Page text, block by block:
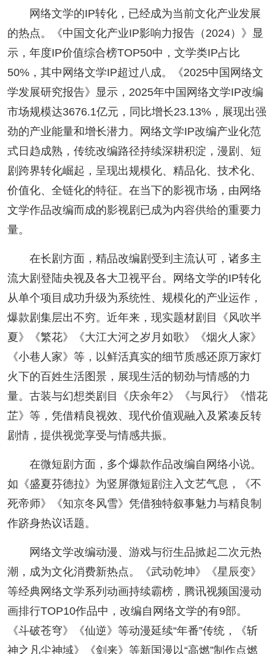
网络文学的IP转化，已经成为当前文化产业发展
的热点。《中国文化产业IP影响力报告（2024）》显
示，年度IP价值综合榜TOP50中，文学类IP占比
50%，其中网络文学IP超过八成。《2025中国网络文
学发展研究报告》显示，2025年中国网络文学IP改编
市场规模达3676.1亿元，同比增长23.13%，展现出强
劲的产业能量和增长潜力。网络文学IP改编产业化范
式日趋成熟，传统改编路径持续深耕积淀，漫剧、短
剧跨界转化崛起，呈现出规模化、精品化、技术化、
价值化、全链化的特征。在当下的影视市场，由网络
文学作品改编而成的影视剧已成为内容供给的重要力
量。
在长剧方面，精品改编剧受到主流认可，诸多主
流大剧登陆央视及各大卫视平台。网络文学的IP转化
从单个项目成功升级为系统性、规模化的产业运作，
爆款剧集层出不穷。近年来，现实题材剧目《风吹半
夏》《繁花》《大江大河之岁月如歌》《烟火人家》
《小巷人家》等，以鲜活真实的细节质感还原万家灯
火下的百姓生活图景，展现生活的韧劲与情感的力
量。古装与幻想类剧目《庆余年2》《与凤行》《惜花
芷》等，凭借精良视效、现代价值观融入及紧凑反转
剧情，提供视觉享受与情感共振。
在微短剧方面，多个爆款作品改编自网络小说。
如《盛夏芬德拉》为竖屏微短剧注入文艺气息，《不
死帝师》《知京冬风雪》凭借独特叙事魅力与精良制
作跻身热议话题。
网络文学改编动漫、游戏与衍生品掀起二次元热
潮，成为文化消费新热点。《武动乾坤》《星辰变》
等经典网络文学系列动画持续霸榜，腾讯视频国漫动
画排行TOP10作品中，改编自网络文学的有9部。
《斗破苍穹》《仙逆》等动漫延续“年番”传统，《斩
神之凡尘神域》《剑来》等新国漫以“高燃”制作点燃